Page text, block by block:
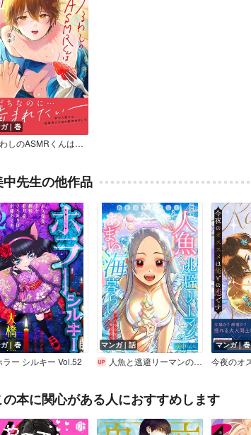
｜巻
うるわしのASMRくんは噛みたがり【単行本版】【電子限定特典付】
中先生の他作品
｜巻
ラー シルキー Vol.52
マンガ｜話
人魚と逃避リーマンのあまい海暮らし ―瀬戸内あやかし廃校カフェ―［1話売り］
マンガ｜巻
の本に関心がある人におすすめします